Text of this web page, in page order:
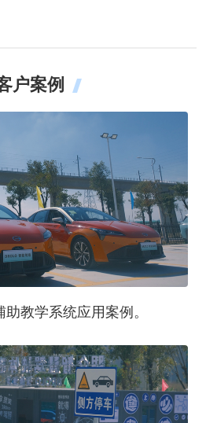
户案例
教学系统应用案例。